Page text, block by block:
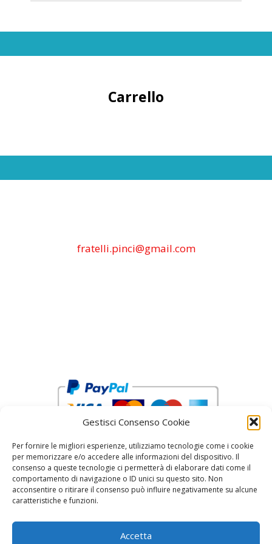
Gestisci Consenso Cookie
Per fornire le migliori esperienze, utilizziamo tecnologie come i cookie
per memorizzare e/o accedere alle informazioni del dispositivo. Il
consenso a queste tecnologie ci permetterà di elaborare dati come il
comportamento di navigazione o ID unici su questo sito. Non
acconsentire o ritirare il consenso può influire negativamente su alcune
caratteristiche e funzioni.
Accetta
Carrello
fratelli.pinci@gmail.com
reCAPTCHA Google’s Privacy Policy and